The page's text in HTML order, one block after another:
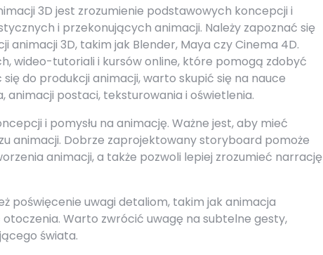
3D jest zrozumienie podstawowych koncepcji i
i przekonujących animacji. Należy zapoznać się
3D, takim jak Blender, Maya czy Cinema 4D.
wideo-tutoriali i kursów online, które pomogą zdobyć
do produkcji animacji, warto skupić się na nauce
postaci, teksturowania i oświetlenia.
i pomysłu na animację. Ważne jest, aby mieć
animacji. Dobrze zaprojektowany storyboard pomoże
animacji, a także pozwoli lepiej zrozumieć narrację
poświęcenie uwagi detaliom, takim jak animacja
Warto zwrócić uwagę na subtelne gesty,
świata.